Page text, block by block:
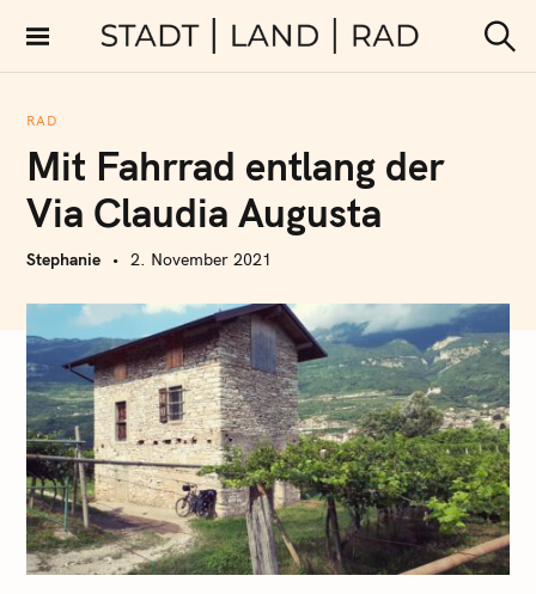
i
Stadt Land Rad
u
RAD
Mit Fahrrad entlang der
Via Claudia Augusta
Stephanie 2. November 2021